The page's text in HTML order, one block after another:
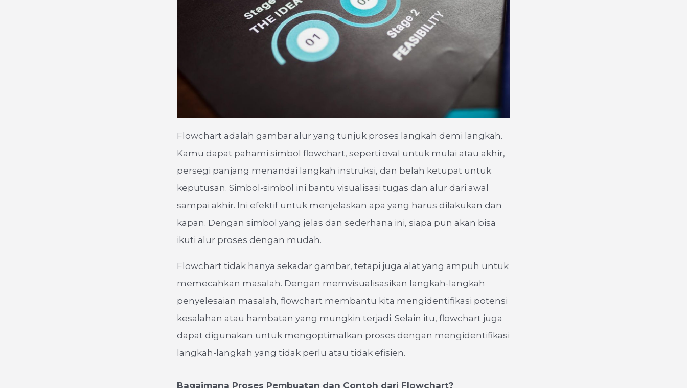
Flowchart adalah gambar alur yang tunjuk proses langkah demi langkah.
Kamu dapat pahami simbol flowchart, seperti oval untuk mulai atau akhir,
persegi panjang menandai langkah instruksi, dan belah ketupat untuk
keputusan. Simbol-simbol ini bantu visualisasi tugas dan alur dari awal
sampai akhir. Ini efektif untuk menjelaskan apa yang harus dilakukan dan
kapan. Dengan simbol yang jelas dan sederhana ini, siapa pun akan bisa
ikuti alur proses dengan mudah.
Flowchart tidak hanya sekadar gambar, tetapi juga alat yang ampuh untuk
memecahkan masalah. Dengan memvisualisasikan langkah-langkah
penyelesaian masalah, flowchart membantu kita mengidentifikasi potensi
kesalahan atau hambatan yang mungkin terjadi. Selain itu, flowchart juga
dapat digunakan untuk mengoptimalkan proses dengan mengidentifikasi
langkah-langkah yang tidak perlu atau tidak efisien.
Bagaimana Proses Pembuatan dan Contoh dari Flowchart?